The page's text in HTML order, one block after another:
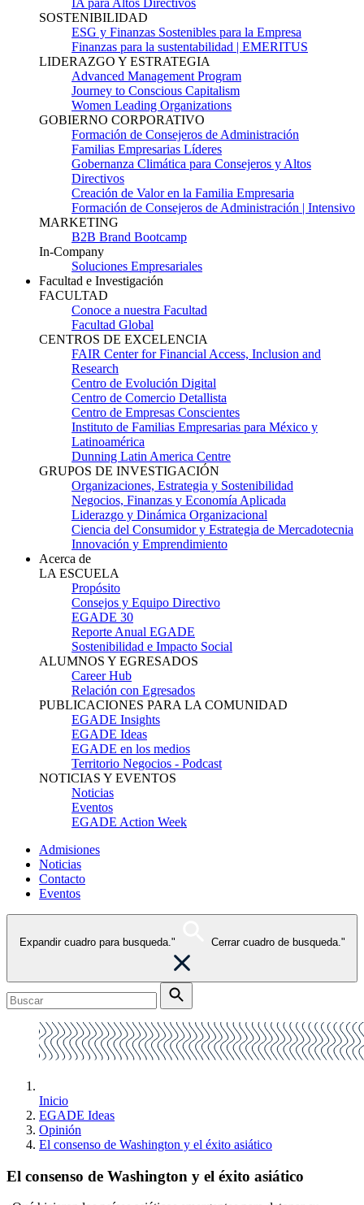
IA para Altos Directivos
SOSTENIBILIDAD
ESG y Finanzas Sostenibles para la Empresa
Finanzas para la sustentabilidad | EMERITUS
LIDERAZGO Y ESTRATEGIA
Advanced Management Program
Journey to Conscious Capitalism
Women Leading Organizations
GOBIERNO CORPORATIVO
Formación de Consejeros de Administración
Familias Empresarias Líderes
Gobernanza Climática para Consejeros y Altos
Directivos
Creación de Valor en la Familia Empresaria
Formación de Consejeros de Administración | Intensivo
MARKETING
B2B Brand Bootcamp
In-Company
Soluciones Empresariales
Facultad e Investigación
FACULTAD
Conoce a nuestra Facultad
Facultad Global
CENTROS DE EXCELENCIA
FAIR Center for Financial Access, Inclusion and
Research
Centro de Evolución Digital
Centro de Comercio Detallista
Centro de Empresas Conscientes
Instituto de Familias Empresarias para México y
Latinoamérica
Dunning Latin America Centre
GRUPOS DE INVESTIGACIÓN
Organizaciones, Estrategia y Sostenibilidad
Negocios, Finanzas y Economía Aplicada
Liderazgo y Dinámica Organizacional
Ciencia del Consumidor y Estrategia de Mercadotecnia
Innovación y Emprendimiento
Acerca de
LA ESCUELA
Propósito
Consejos y Equipo Directivo
EGADE 30
Reporte Anual EGADE
Sostenibilidad e Impacto Social
ALUMNOS Y EGRESADOS
Career Hub
Relación con Egresados
PUBLICACIONES PARA LA COMUNIDAD
EGADE Insights
EGADE Ideas
EGADE en los medios
Territorio Negocios - Podcast
NOTICIAS Y EVENTOS
Noticias
Eventos
EGADE Action Week
Admisiones
Noticias
Contacto
Eventos
Expandir cuadro para busqueda." Cerrar cuadro de busqueda."
Inicio
EGADE Ideas
Opinión
El consenso de Washington y el éxito asiático
El consenso de Washington y el éxito asiático